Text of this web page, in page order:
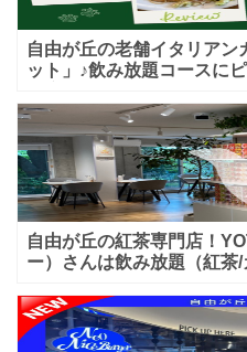
自由が丘の老舗イタリアン
ット」♪飲み放題コースに
自由が丘の紅茶専門店！
ー）さんは飲み放題（紅茶